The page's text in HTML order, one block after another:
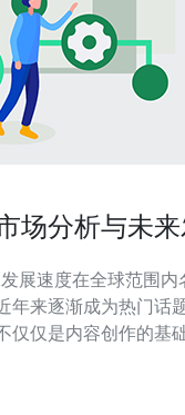
场分析与未
年来逐渐成为热门话
仅仅是内容创作的基
发展趋势，特别是在